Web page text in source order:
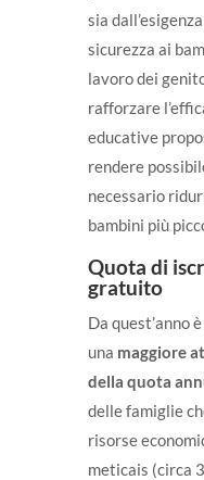
sia
sicurezza ai
lavoro dei
rafforzare
educative
rendere
necessario
bambini più
Quota di
gratuito
Da quest’anno
una maggiore
della quota
delle famiglie
risorse
meticais (circa